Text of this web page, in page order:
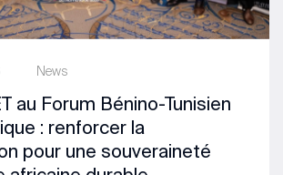
News
au Forum Bénino-Tunisien
: renforcer la
pour une souveraineté